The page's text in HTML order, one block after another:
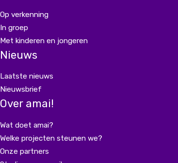
Op verkenning
In groep
Met kinderen en jongeren
Nieuws
Laatste nieuws
Nieuwsbrief
Over amai!
Wat doet amai?
Welke projecten steunen we?
Onze partners